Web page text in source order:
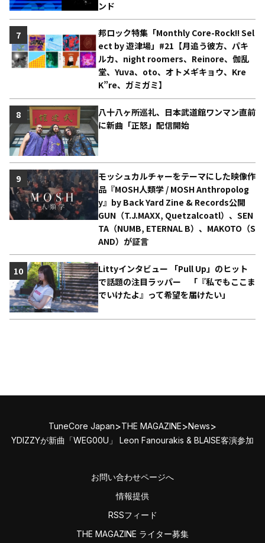
ンド
邦ロック特集「Monthly Core-Rock!! Sel
ect by 遊津場」#21【月追う彼方、パキ
ルカ、night roomers、Reinore、伽乱
堂、Yuva、oto、オトメギキョウ、Kre
K”re、ガミガミ】
7
八十八ヶ所巡礼、日本武道館ワンマン直前
に新曲「正怒」配信開始
8
モッシュカルチャーをテーマにした映像作
品『MOSH人類学 / MOSH Anthropolog
y』by Back Yard Zine & Records公開
GUN（T.J.MAXX, Quetzalcoatl）、SEN
TA（NUMB, ETERNAL B）、MAKOTO（S
AND）が証言
9
Littyインタビュー 「Pull Up」のヒット
で話題の注目ラッパー 「『私でもここま
でいけたよ』って希望を届けたい」
10
TuneCore Japan>THE MAGAZINE>News>
YDIZZYが新曲「WEG00U」 Leon Fanourakis & BLAISE客演参加
お問い合わせページへ
情報提供
RSSフィード
THE MAGAZINE ライター募集